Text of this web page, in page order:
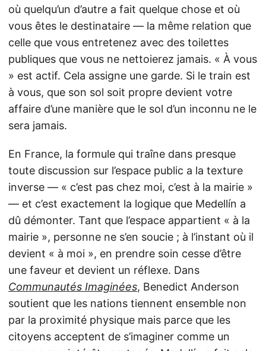
où quelqu’un d’autre a fait quelque chose et où
vous êtes le destinataire — la même relation que
celle que vous entretenez avec des toilettes
publiques que vous ne nettoierez jamais. « À vous
» est actif. Cela assigne une garde. Si le train est
à vous, que son sol soit propre devient votre
affaire d’une manière que le sol d’un inconnu ne le
sera jamais.
En France, la formule qui traîne dans presque
toute discussion sur l’espace public a la texture
inverse — « c’est pas chez moi, c’est à la mairie »
— et c’est exactement la logique que Medellín a
dû démonter. Tant que l’espace appartient « à la
mairie », personne ne s’en soucie ; à l’instant où il
devient « à moi », en prendre soin cesse d’être
une faveur et devient un réflexe. Dans
Communautés Imaginées, Benedict Anderson
soutient que les nations tiennent ensemble non
par la proximité physique mais parce que les
citoyens acceptent de s’imaginer comme un